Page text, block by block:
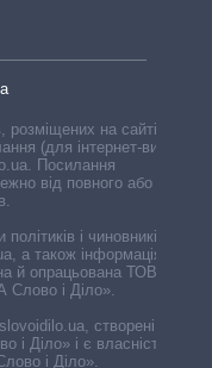
розміщених на сайті,
(для інтернет-видань
Посилання
від повного або
і чиновників,
а також інформація про
й опрацьована ТОВ «ІА
Слово і Діло».
створені ГО
і Діло» і є власністю
і Діло».